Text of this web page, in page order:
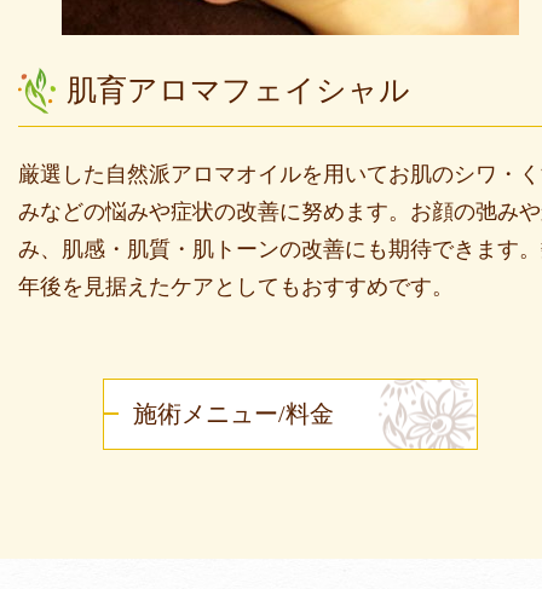
肌育アロマフェイシャル
厳選した自然派アロマオイルを用いてお肌のシワ・
みなどの悩みや症状の改善に努めます。お顔の弛み
み、肌感・肌質・肌トーンの改善にも期待できます
年後を見据えたケアとしてもおすすめです。
施術メニュー/料金